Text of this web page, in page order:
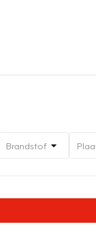
Brandstof